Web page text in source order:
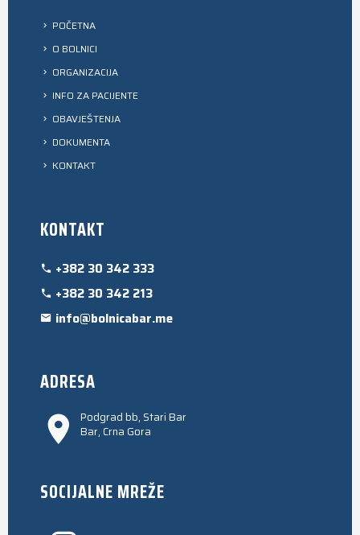
POČETNA
O BOLNICI
ORGANIZACIJA
INFO ZA PACIJENTE
OBAVJEŠTENJA
DOKUMENTA
KONTAKT
KONTAKT
+382 30 342 333
+382 30 342 213
info@bolnicabar.me
ADRESA
Podgrad bb, Stari Bar
Bar, Crna Gora
SOCIJALNE MREŽE